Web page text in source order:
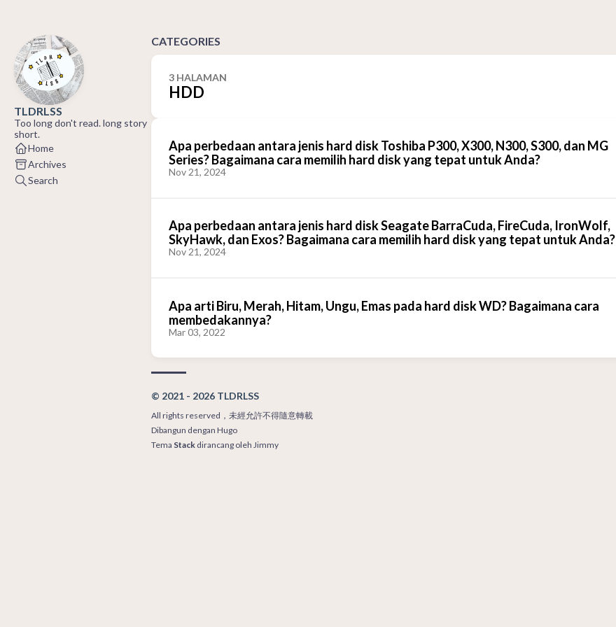
TLDRLSS
Too long don't read. long story
short.
Home
Archives
Search
CATEGORIES
3 HALAMAN
HDD
Apa perbedaan antara jenis hard disk Toshiba P300, X300, N300, S300, dan MG
Series? Bagaimana cara memilih hard disk yang tepat untuk Anda?
Nov 21, 2024
Apa perbedaan antara jenis hard disk Seagate BarraCuda, FireCuda, IronWolf,
SkyHawk, dan Exos? Bagaimana cara memilih hard disk yang tepat untuk Anda?
Nov 21, 2024
Apa arti Biru, Merah, Hitam, Ungu, Emas pada hard disk WD? Bagaimana cara
membedakannya?
Mar 03, 2022
© 2021 - 2026 TLDRLSS
All rights reserved，未經允許不得隨意轉載
Dibangun dengan Hugo
Tema Stackdirancang oleh Jimmy